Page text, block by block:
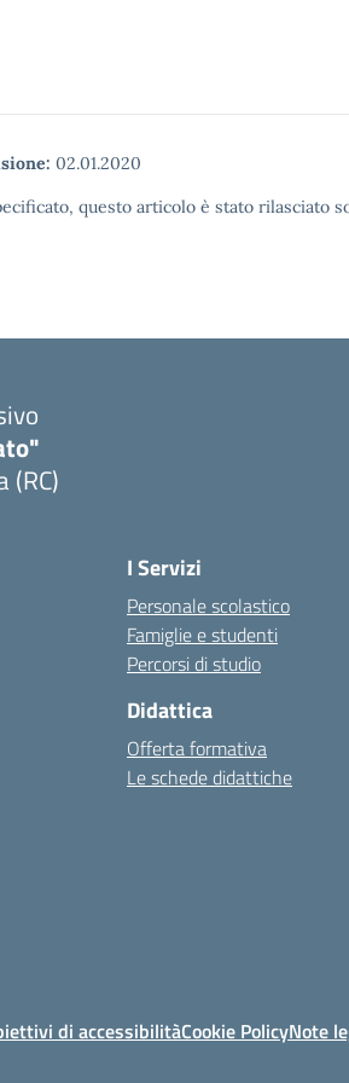
02.01.2020
questo articolo è stato rilasciato
(RC)
I Servizi
Personale scolastico
Famiglie e studenti
Percorsi di studio
Didattica
Offerta formativa
Le schede didattiche
di accessibilitàCookie PolicyNote